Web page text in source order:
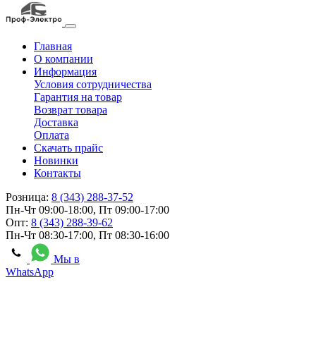
Главная
О компании
Информация
Условия сотрудничества
Гарантия на товар
Возврат товара
Доставка
Оплата
Скачать прайс
Новинки
Контакты
Розница: 8 (343) 288-37-52
Пн-Чт 09:00-18:00, Пт 09:00-17:00
Опт: 8 (343) 288-39-62
Пн-Чт 08:30-17:00, Пт 08:30-16:00
Мы в
WhatsApp